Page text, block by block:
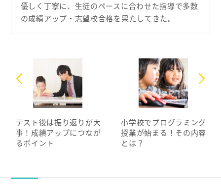
優しく丁寧に、生徒のペースに合わせた指導で多数
の成績アップ・志望校合格を果たしてきた。
テスト後は振り返りが大
事！成績アップにつなが
るポイント
小学校でプログラミング
授業が始まる！その内容
とは？